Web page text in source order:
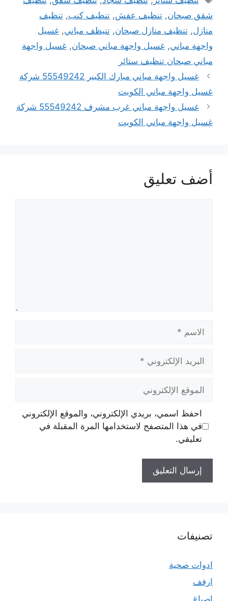
شقق صبحان, تنظيف عفش, تنظيف كنب, تنظيف
منازل, تنظيف منازل صبحان, تنيظف مباني, غسيل
واجهة مباني, غسيل واجهة مباني صبحان, غسيل واجهة
مباني صبحان تنظيف ستائر
غسيل واجهة مباني مبارك الكبير 55549242 شركة
غسيل واجهة مباني الكويت
غسيل واجهة مباني غرب مشرف 55549242 شركة
غسيل واجهة مباني الكويت
أضف تعليق
الاسم
البريد
الإلكتروني
الموقع
الإلكتروني
احفظ اسمي، بريدي الإلكتروني، والموقع الإلكتروني
في هذا المتصفح لاستخدامها المرة المقبلة في
تعليقي.
تصنيفات
ادوات صحية
ارفف
اصباغ